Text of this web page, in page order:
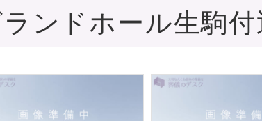
ランドホール生駒